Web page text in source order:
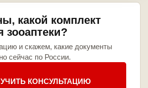
какой комплект
зооаптеки?
и скажем, какие документы
сейчас по России.
КОНСУЛЬТАЦИЮ